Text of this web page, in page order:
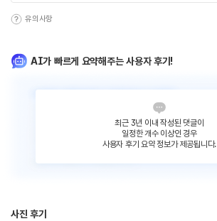
유의사항
AI가 빠르게 요약해주는 사용자 후기!
최근 3년 이내 작성된 댓글이
일정한 개수 이상인 경우
사용자 후기 요약 정보가 제공됩니다.
사진 후기